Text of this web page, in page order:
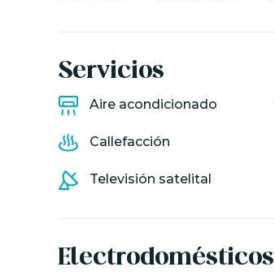
Servicios
Aire acondicionado
Callefacción
Televisión satelital
Electrodomésticos